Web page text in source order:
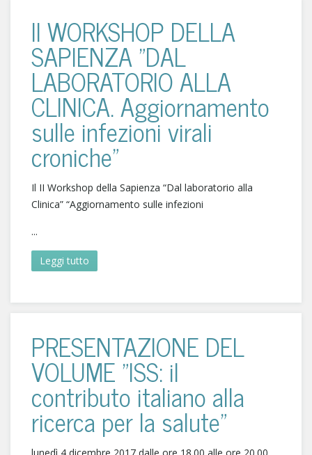
II WORKSHOP DELLA
SAPIENZA "DAL
LABORATORIO ALLA
CLINICA. Aggiornamento
sulle infezioni virali
croniche"
Il II Workshop della Sapienza “Dal laboratorio alla
Clinica” “Aggiornamento sulle infezioni
...
Leggi tutto
PRESENTAZIONE DEL
VOLUME "ISS: il
contributo italiano alla
ricerca per la salute"